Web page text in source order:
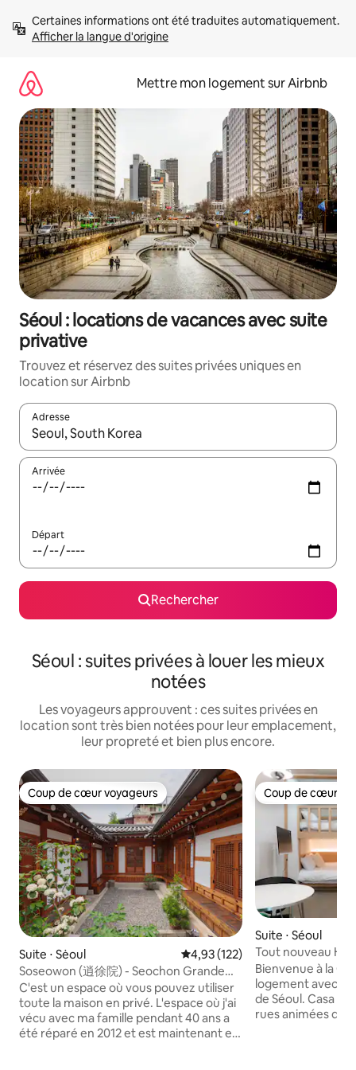
directement
Afficher la langue d'origine
Mettre mon logement sur Airbnb
Séoul : locations de vacances avec suite
privative
Trouvez et réservez des suites privées uniques en
location sur Airbnb
Adresse
Lorsque les résultats s'affichent, utilisez les flèches vers le
Arrivée
Départ
Rechercher
Séoul : suites privées à louer les mieux
notées
Les voyageurs approuvent : ces suites privées en
location sont très bien notées pour leur emplacement,
leur propreté et bien plus encore.
Coup de cœur voyageurs
Coup de cœur voyageurs
Suite ⋅ Sėoul Évaluation moyenne sur la
4,93 (122)
Soseowon (逍徐院) - Seochon Grande
cour spacieuse Hanok Dokchae
C'est un espace où vous pouvez utiliser
toute la maison en privé. L'espace où j'ai
vécu avec ma famille pendant 40 ans a
été réparé en 2012 et est maintenant en
Coup de cœur
Coup de cœur
Suite ⋅ Séoul
Tout nouveau
minutes de la
proximité du train
commerçante |
confortable pour
Bienvenue à la Casa
logement avec
de Séoul. Casa
rues animées de